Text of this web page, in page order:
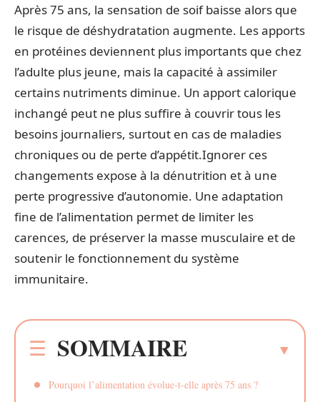
Après 75 ans, la sensation de soif baisse alors que
le risque de déshydratation augmente. Les apports
en protéines deviennent plus importants que chez
l’adulte plus jeune, mais la capacité à assimiler
certains nutriments diminue. Un apport calorique
inchangé peut ne plus suffire à couvrir tous les
besoins journaliers, surtout en cas de maladies
chroniques ou de perte d’appétit.Ignorer ces
changements expose à la dénutrition et à une
perte progressive d’autonomie. Une adaptation
fine de l’alimentation permet de limiter les
carences, de préserver la masse musculaire et de
soutenir le fonctionnement du système
immunitaire.
SOMMAIRE
Pourquoi l’alimentation évolue-t-elle après 75 ans ?